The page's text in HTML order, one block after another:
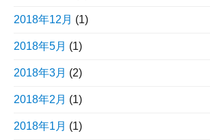
2018年12月 (1)
2018年5月 (1)
2018年3月 (2)
2018年2月 (1)
2018年1月 (1)